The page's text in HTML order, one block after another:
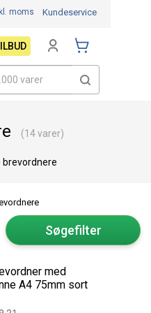
(14 varer)
brevordnere
Søgefilter
med
A4 75mm sort
moms Kundeservice